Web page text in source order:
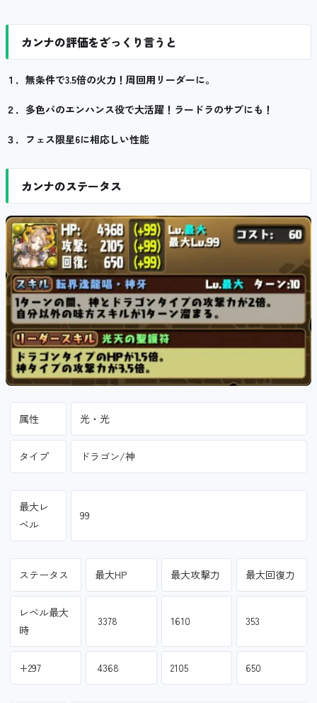
カンナの評価をざっくり言うと
１．無条件で3.5倍の火力！周回用リーダーに。
２．多色パのエンハンス役で大活躍！ラードラのサブにも！
３．フェス限星6に相応しい性能
カンナのステータス
属性 光・光
タイプ ドラゴン/神
最大レ
ベル
99
ステータス 最大HP 最大攻撃力 最大回復力
レベル最大
時
3378 1610 353
+297 4368 2105 650